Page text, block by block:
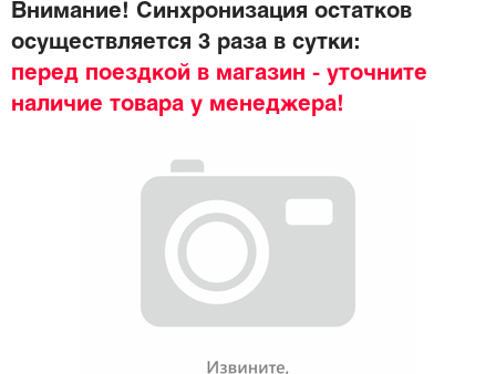
Внимание! Синхронизация остатков
осуществляется 3 раза в сутки:
перед поездкой в магазин - уточните
наличие товара у менеджера!